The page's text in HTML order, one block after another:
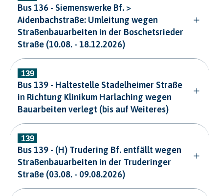
Bus 136 - Siemenswerke Bf. >
Aidenbachstraße: Umleitung wegen
Straßenbauarbeiten in der Boschetsrieder
Straße (10.08. - 18.12.2026)
Bus 139 - Haltestelle Stadelheimer Straße
in Richtung Klinikum Harlaching wegen
Bauarbeiten verlegt (bis auf Weiteres)
Bus 139 - (H) Trudering Bf. entfällt wegen
Straßenbauarbeiten in der Truderinger
Straße (03.08. - 09.08.2026)